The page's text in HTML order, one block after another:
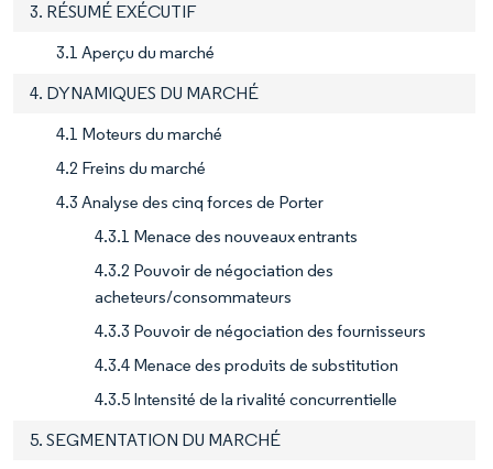
3. RÉSUMÉ EXÉCUTIF
3.1 Aperçu du marché
4. DYNAMIQUES DU MARCHÉ
4.1 Moteurs du marché
4.2 Freins du marché
4.3 Analyse des cinq forces de Porter
4.3.1 Menace des nouveaux entrants
4.3.2 Pouvoir de négociation des
acheteurs/consommateurs
4.3.3 Pouvoir de négociation des fournisseurs
4.3.4 Menace des produits de substitution
4.3.5 Intensité de la rivalité concurrentielle
5. SEGMENTATION DU MARCHÉ